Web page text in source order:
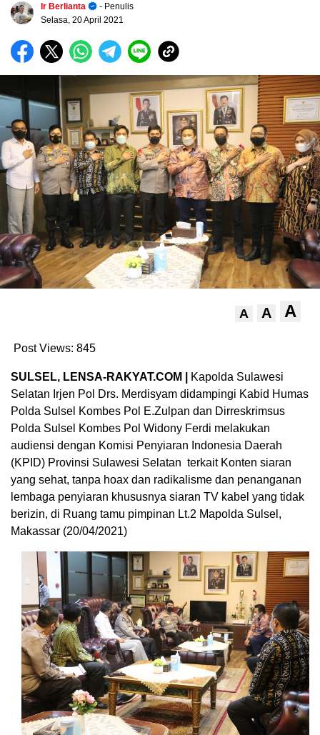
Ir Berlianta
- Penulis
Selasa, 20 April 2021
A A A
Post Views: 845
SULSEL, LENSA-RAKYAT.COM |
Kapolda Sulawesi
Selatan Irjen Pol Drs. Merdisyam didampingi Kabid Humas
Polda Sulsel Kombes Pol E.Zulpan dan Dirreskrimsus
Polda Sulsel Kombes Pol Widony Ferdi melakukan
audiensi dengan Komisi Penyiaran Indonesia Daerah
(KPID) Provinsi Sulawesi Selatan terkait Konten siaran
yang sehat, tanpa hoax dan radikalisme dan penanganan
lembaga penyiaran khususnya siaran TV kabel yang tidak
berizin, di Ruang tamu pimpinan Lt.2 Mapolda Sulsel,
Makassar (20/04/2021)